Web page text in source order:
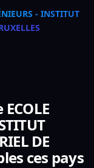
- INSTITUT
DE
ces pays